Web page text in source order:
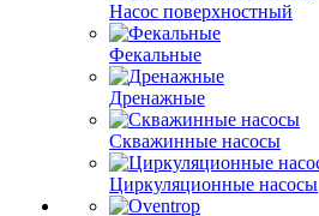
Насос поверхностный
Фекальные
Дренажные
Скважинные насосы
Циркуляционные насосы